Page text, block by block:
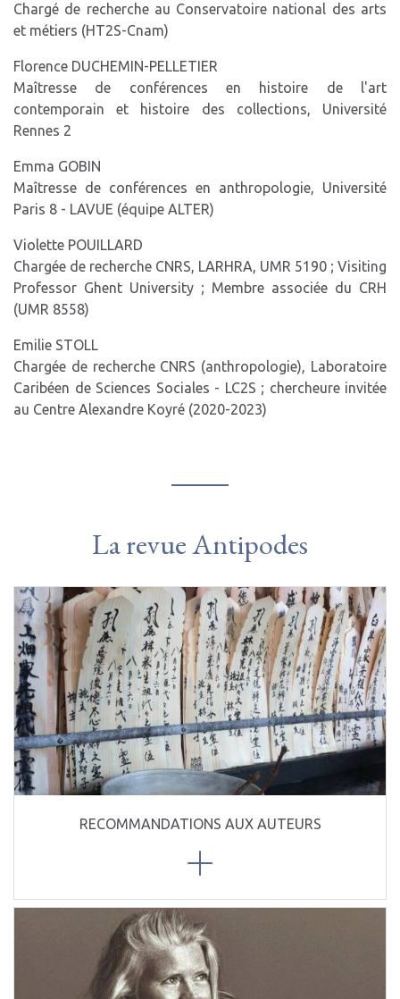
Chargé de recherche au Conservatoire national des arts
et métiers (HT2S-Cnam)
Florence DUCHEMIN-PELLETIER
Maîtresse de conférences en histoire de l'art
contemporain et histoire des collections, Université
Rennes 2
Emma GOBIN
Maîtresse de conférences en anthropologie, Université
Paris 8 - LAVUE (équipe ALTER)
Violette POUILLARD
Chargée de recherche CNRS, LARHRA, UMR 5190 ; Visiting
Professor Ghent University ; Membre associée du CRH
(UMR 8558)
Emilie STOLL
Chargée de recherche CNRS (anthropologie), Laboratoire
Caribéen de Sciences Sociales - LC2S ; chercheure invitée
au Centre Alexandre Koyré (2020-2023)
La revue Antipodes
RECOMMANDATIONS AUX AUTEURS